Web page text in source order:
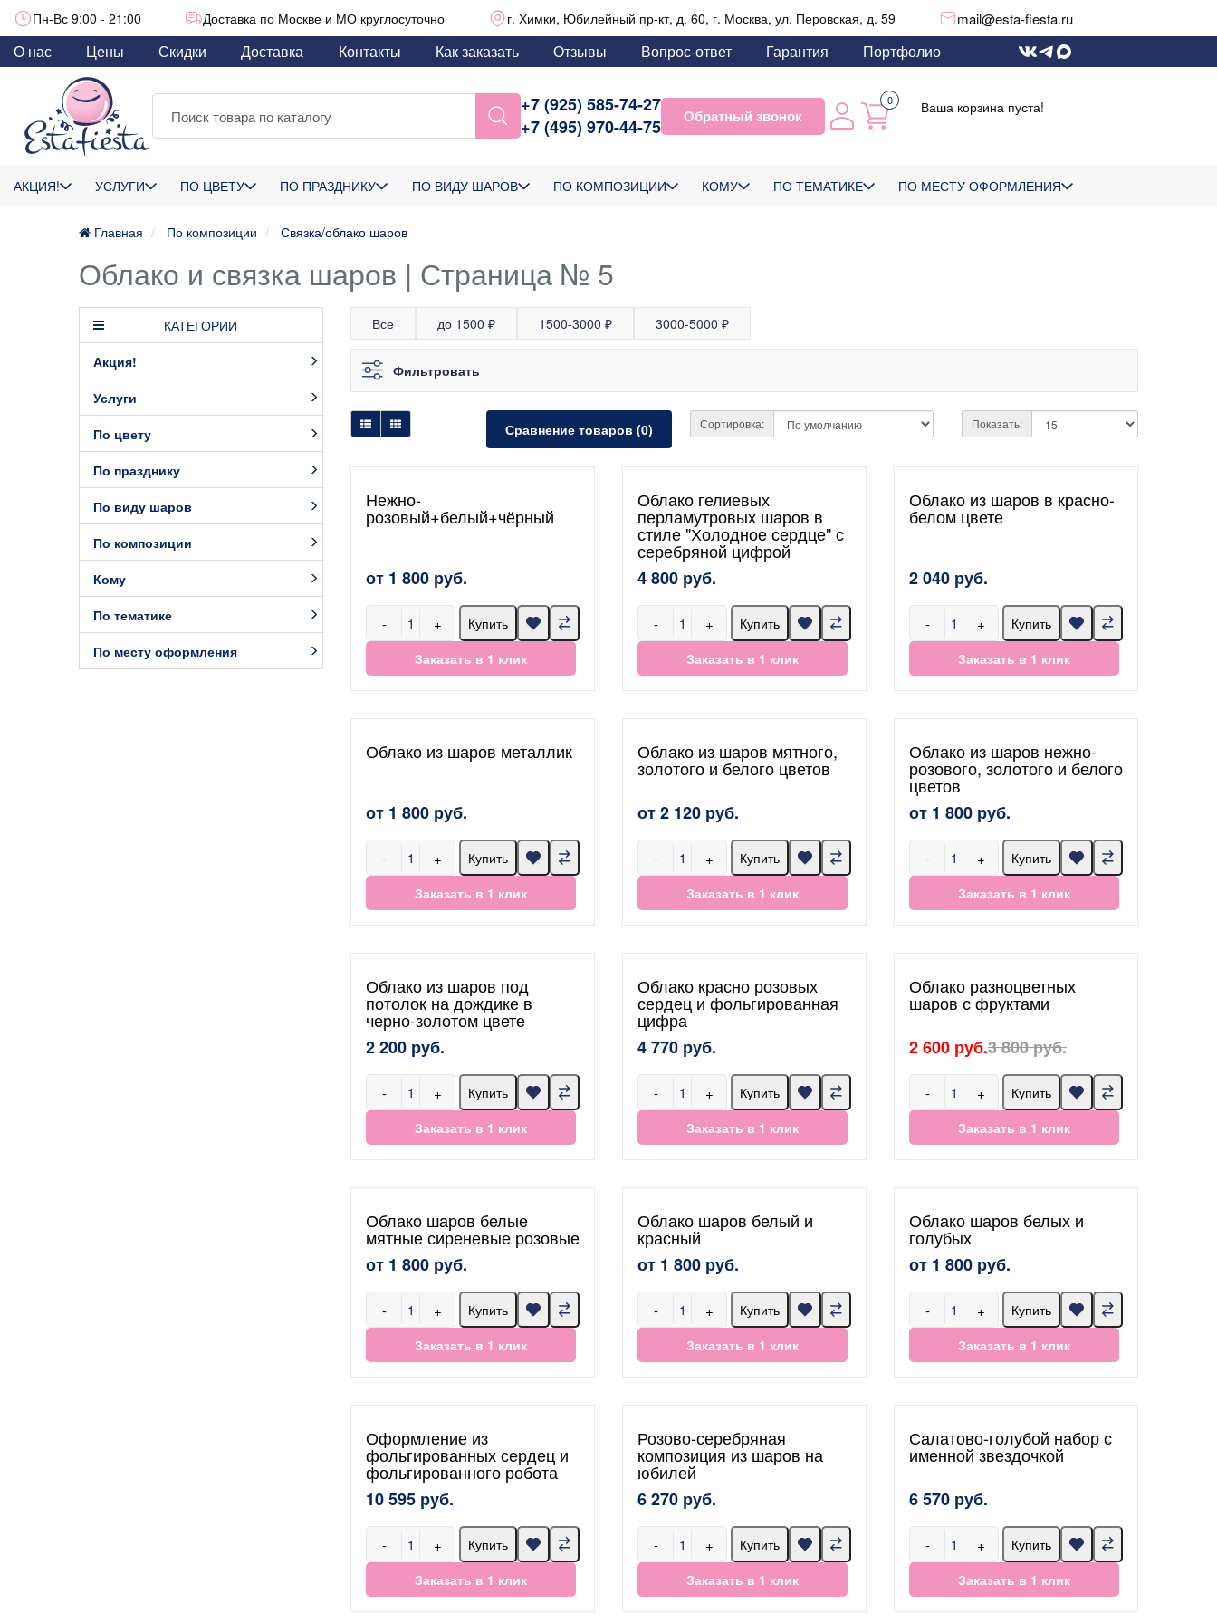
Пн-Вс 9:00 - 21:00 Доставка по Москве и МО круглосуточно г. Химки, Юбилейный пр-кт, д. 60, г. Москва, ул. Перовская, д. 59 mail@esta-fiesta.ru
О нас Цены Скидки Доставка Контакты Как заказать Отзывы Вопрос-ответ Гарантия Портфолио
+7 (925) 585-74-27
+7 (495) 970-44-75
Обратный звонок
0 Ваша корзина пуста!
АКЦИЯ! УСЛУГИ ПО ЦВЕТУ ПО ПРАЗДНИКУ ПО ВИДУ ШАРОВ ПО КОМПОЗИЦИИ КОМУ ПО ТЕМАТИКЕ ПО МЕСТУ ОФОРМЛЕНИЯ
Главная По композиции Связка/облако шаров
Облако и связка шаров | Страница № 5
КАТЕГОРИИ
Акция!
Услуги
По цвету
По празднику
По виду шаров
По композиции
Кому
По тематике
По месту оформления
Все до 1500 ₽ 1500-3000 ₽ 3000-5000 ₽
Фильтровать
Сравнение товаров (0) Сортировка: Показать:
Нежно-
розовый+белый+чёрный
от 1 800 руб.
- +
Купить
Заказать в 1 клик
Облако гелиевых
перламутровых шаров в
стиле "Холодное сердце" с
серебряной цифрой
4 800 руб.
- +
Купить
Заказать в 1 клик
Облако из шаров в красно-
белом цвете
2 040 руб.
- +
Купить
Заказать в 1 клик
Облако из шаров металлик
от 1 800 руб.
- +
Купить
Заказать в 1 клик
Облако из шаров мятного,
золотого и белого цветов
от 2 120 руб.
- +
Купить
Заказать в 1 клик
Облако из шаров нежно-
розового, золотого и белого
цветов
от 1 800 руб.
- +
Купить
Заказать в 1 клик
Облако из шаров под
потолок на дождике в
черно-золотом цвете
2 200 руб.
- +
Купить
Заказать в 1 клик
Облако красно розовых
сердец и фольгированная
цифра
4 770 руб.
- +
Купить
Заказать в 1 клик
Облако разноцветных
шаров с фруктами
2 600 руб.3 800 руб.
- +
Купить
Заказать в 1 клик
Облако шаров белые
мятные сиреневые розовые
от 1 800 руб.
- +
Купить
Заказать в 1 клик
Облако шаров белый и
красный
от 1 800 руб.
- +
Купить
Заказать в 1 клик
Облако шаров белых и
голубых
от 1 800 руб.
- +
Купить
Заказать в 1 клик
Оформление из
фольгированных сердец и
фольгированного робота
10 595 руб.
- +
Купить
Заказать в 1 клик
Розово-серебряная
композиция из шаров на
юбилей
6 270 руб.
- +
Купить
Заказать в 1 клик
Салатово-голубой набор с
именной звездочкой
6 570 руб.
- +
Купить
Заказать в 1 клик